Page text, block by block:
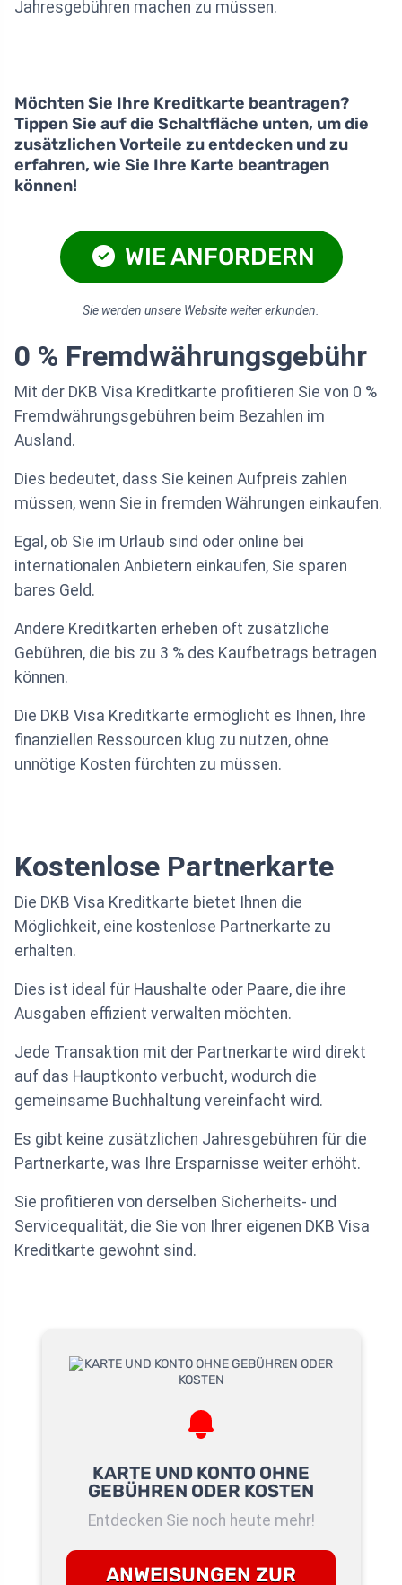
Jahresgebühren machen zu müssen.
Möchten Sie Ihre Kreditkarte beantragen?
Tippen Sie auf die Schaltfläche unten, um die
zusätzlichen Vorteile zu entdecken und zu
erfahren, wie Sie Ihre Karte beantragen
können!
WIE ANFORDERN
Sie werden unsere Website weiter erkunden.
0 % Fremdwährungsgebühr
Mit der DKB Visa Kreditkarte profitieren Sie von 0 %
Fremdwährungsgebühren beim Bezahlen im
Ausland.
Dies bedeutet, dass Sie keinen Aufpreis zahlen
müssen, wenn Sie in fremden Währungen einkaufen.
Egal, ob Sie im Urlaub sind oder online bei
internationalen Anbietern einkaufen, Sie sparen
bares Geld.
Andere Kreditkarten erheben oft zusätzliche
Gebühren, die bis zu 3 % des Kaufbetrags betragen
können.
Die DKB Visa Kreditkarte ermöglicht es Ihnen, Ihre
finanziellen Ressourcen klug zu nutzen, ohne
unnötige Kosten fürchten zu müssen.
Kostenlose Partnerkarte
Die DKB Visa Kreditkarte bietet Ihnen die
Möglichkeit, eine kostenlose Partnerkarte zu
erhalten.
Dies ist ideal für Haushalte oder Paare, die ihre
Ausgaben effizient verwalten möchten.
Jede Transaktion mit der Partnerkarte wird direkt
auf das Hauptkonto verbucht, wodurch die
gemeinsame Buchhaltung vereinfacht wird.
Es gibt keine zusätzlichen Jahresgebühren für die
Partnerkarte, was Ihre Ersparnisse weiter erhöht.
Sie profitieren von derselben Sicherheits- und
Servicequalität, die Sie von Ihrer eigenen DKB Visa
Kreditkarte gewohnt sind.
KARTE UND KONTO OHNE
GEBÜHREN ODER KOSTEN
Entdecken Sie noch heute mehr!
ANWEISUNGEN ZUR